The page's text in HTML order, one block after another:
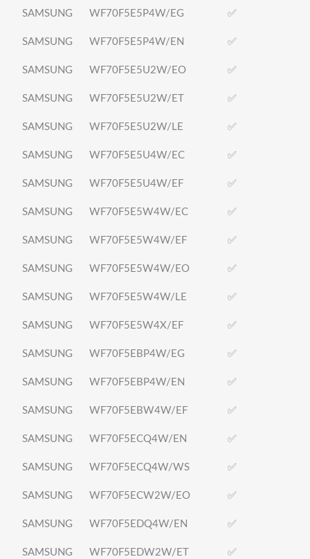
SAMSUNG WF70F5E5P4W/EG ✅
SAMSUNG WF70F5E5P4W/EN ✅
SAMSUNG WF70F5E5U2W/EO ✅
SAMSUNG WF70F5E5U2W/ET ✅
SAMSUNG WF70F5E5U2W/LE ✅
SAMSUNG WF70F5E5U4W/EC ✅
SAMSUNG WF70F5E5U4W/EF ✅
SAMSUNG WF70F5E5W4W/EC ✅
SAMSUNG WF70F5E5W4W/EF ✅
SAMSUNG WF70F5E5W4W/EO ✅
SAMSUNG WF70F5E5W4W/LE ✅
SAMSUNG WF70F5E5W4X/EF ✅
SAMSUNG WF70F5EBP4W/EG ✅
SAMSUNG WF70F5EBP4W/EN ✅
SAMSUNG WF70F5EBW4W/EF ✅
SAMSUNG WF70F5ECQ4W/EN ✅
SAMSUNG WF70F5ECQ4W/WS ✅
SAMSUNG WF70F5ECW2W/EO ✅
SAMSUNG WF70F5EDQ4W/EN ✅
SAMSUNG WF70F5EDW2W/ET ✅